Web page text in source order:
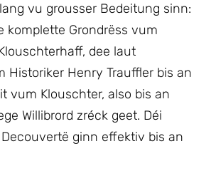
vu grousser Bedeitung sinn:
komplette Grondrëss vum
dee laut
Historiker Henry Trauffler bis an
vum Klouschter, also bis an
Willibrord zréck geet. Déi
ginn effektiv bis an